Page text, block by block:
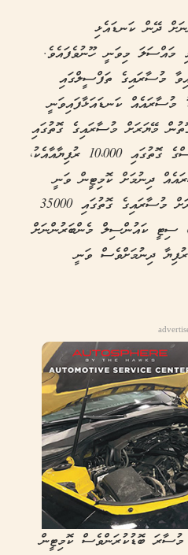
ދޭން ކަނޑައެޅި
މައްސަލަ މިވަނީ ހޫނުވެފައެވެ.
މުސާރައިގެ ތަފްސީލްގައި
ކަނޑައަޅާފައިވަނީ
މޭޔަރަށް މުސާރައިގެ ގޮތުގައި
30،000 ރުފިޔާ އަދި އެލަވަންސްގެ ގޮތުގައި 10،000 ރުފިޔާއާއެކު،
މުސާރައެއް ދިނުމަށް ކޮމިޓީން ވަނީ
ކަނޑައަޅާފައެވެ. ޑެޕިއުޓީ މޭޔަރަށް މުސާރައިގެ ގޮތުގައި 35000
ސިޓީ ކައުންސިލް މެންބަރުންނަށް
މުސާރައިގެ ގޮތުގައި 30،000 ރުފިޔާ ދިނުމަށްވެސް ވަނީ
ބޮޑުކުރަންވެސް ކޮމިޓީން